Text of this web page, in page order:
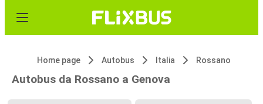
Home page Autobus Italia Rossano
Autobus da Rossano a Genova